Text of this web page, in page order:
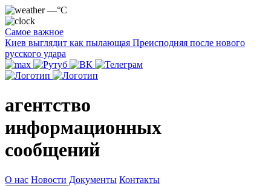
—°C
Самое важное
Киев выглядит как пылающая Преисподняя после нового
русского удара
агентство
информационных
сообщений
О нас Новости Документы Контакты